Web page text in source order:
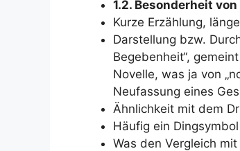
1.2. Besonderheit
Kurze Erzählung,
Darstellung bzw.
Begebenheit“,
Novelle, was ja von
Neufassung eines
Ähnlichkeit mit dem
Häufig ein Dingsymbol
Was den Vergleich